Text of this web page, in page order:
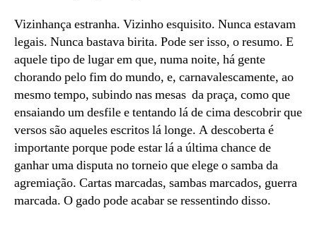
Vizinhança estranha. Vizinho esquisito. Nunca estavam
legais. Nunca bastava birita. Pode ser isso, o resumo. E
aquele tipo de lugar em que, numa noite, há gente
chorando pelo fim do mundo, e, carnavalescamente, ao
mesmo tempo, subindo nas mesas da praça, como que
ensaiando um desfile e tentando lá de cima descobrir que
versos são aqueles escritos lá longe. A descoberta é
importante porque pode estar lá a última chance de
ganhar uma disputa no torneio que elege o samba da
agremiação. Cartas marcadas, sambas marcados, guerra
marcada. O gado pode acabar se ressentindo disso.